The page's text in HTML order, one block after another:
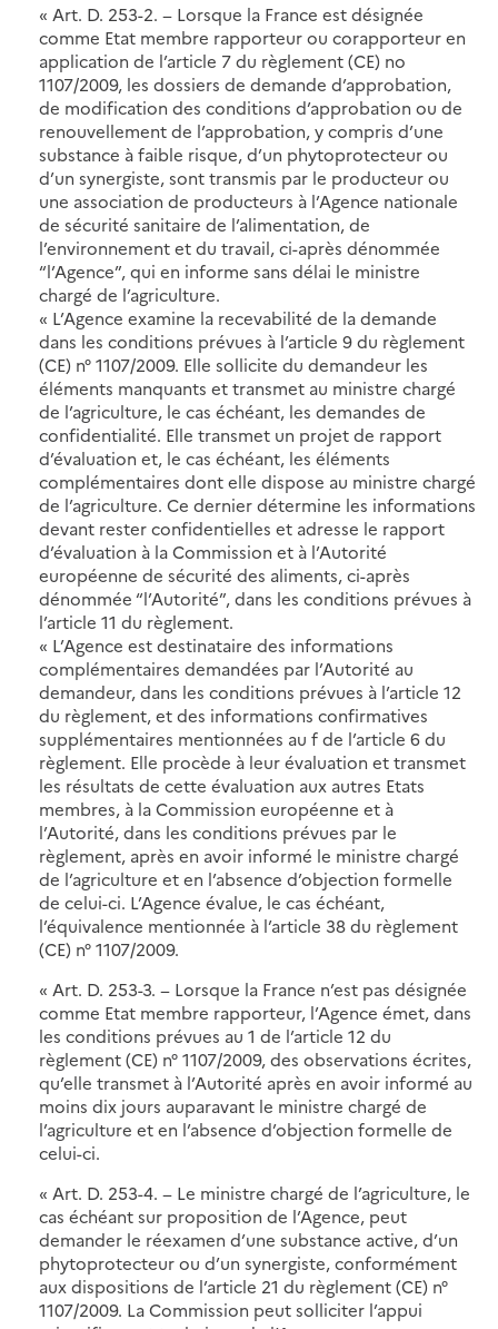
« Art. D. 253-2. − Lorsque la France est désignée
comme Etat membre rapporteur ou corapporteur en
application de l’article 7 du règlement (CE) no
1107/2009, les dossiers de demande d’approbation,
de modification des conditions d’approbation ou de
renouvellement de l’approbation, y compris d’une
substance à faible risque, d’un phytoprotecteur ou
d’un synergiste, sont transmis par le producteur ou
une association de producteurs à l’Agence nationale
de sécurité sanitaire de l’alimentation, de
l’environnement et du travail, ci-après dénommée
“l’Agence”, qui en informe sans délai le ministre
chargé de l’agriculture.
« L’Agence examine la recevabilité de la demande
dans les conditions prévues à l’article 9 du règlement
(CE) n° 1107/2009. Elle sollicite du demandeur les
éléments manquants et transmet au ministre chargé
de l’agriculture, le cas échéant, les demandes de
confidentialité. Elle transmet un projet de rapport
d’évaluation et, le cas échéant, les éléments
complémentaires dont elle dispose au ministre chargé
de l’agriculture. Ce dernier détermine les informations
devant rester confidentielles et adresse le rapport
d’évaluation à la Commission et à l’Autorité
européenne de sécurité des aliments, ci-après
dénommée “l’Autorité”, dans les conditions prévues à
l’article 11 du règlement.
« L’Agence est destinataire des informations
complémentaires demandées par l’Autorité au
demandeur, dans les conditions prévues à l’article 12
du règlement, et des informations confirmatives
supplémentaires mentionnées au f de l’article 6 du
règlement. Elle procède à leur évaluation et transmet
les résultats de cette évaluation aux autres Etats
membres, à la Commission européenne et à
l’Autorité, dans les conditions prévues par le
règlement, après en avoir informé le ministre chargé
de l’agriculture et en l’absence d’objection formelle
de celui-ci. L’Agence évalue, le cas échéant,
l’équivalence mentionnée à l’article 38 du règlement
(CE) n° 1107/2009.
« Art. D. 253-3. − Lorsque la France n’est pas désignée
comme Etat membre rapporteur, l’Agence émet, dans
les conditions prévues au 1 de l’article 12 du
règlement (CE) n° 1107/2009, des observations écrites,
qu’elle transmet à l’Autorité après en avoir informé au
moins dix jours auparavant le ministre chargé de
l’agriculture et en l’absence d’objection formelle de
celui-ci.
« Art. D. 253-4. − Le ministre chargé de l’agriculture, le
cas échéant sur proposition de l’Agence, peut
demander le réexamen d’une substance active, d’un
phytoprotecteur ou d’un synergiste, conformément
aux dispositions de l’article 21 du règlement (CE) n°
1107/2009. La Commission peut solliciter l’appui